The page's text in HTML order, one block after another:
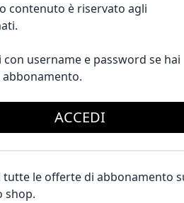
contenuto è riservato agli
con username e password se hai
abbonamento.
ACCEDI
tutte le offerte di abbonamento
shop.